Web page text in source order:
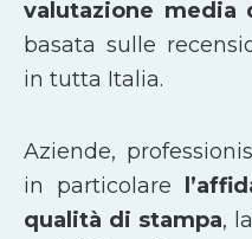
valutazione media
basata sulle
in tutta Italia.
Aziende,
in particolare
qualità di stampa, la